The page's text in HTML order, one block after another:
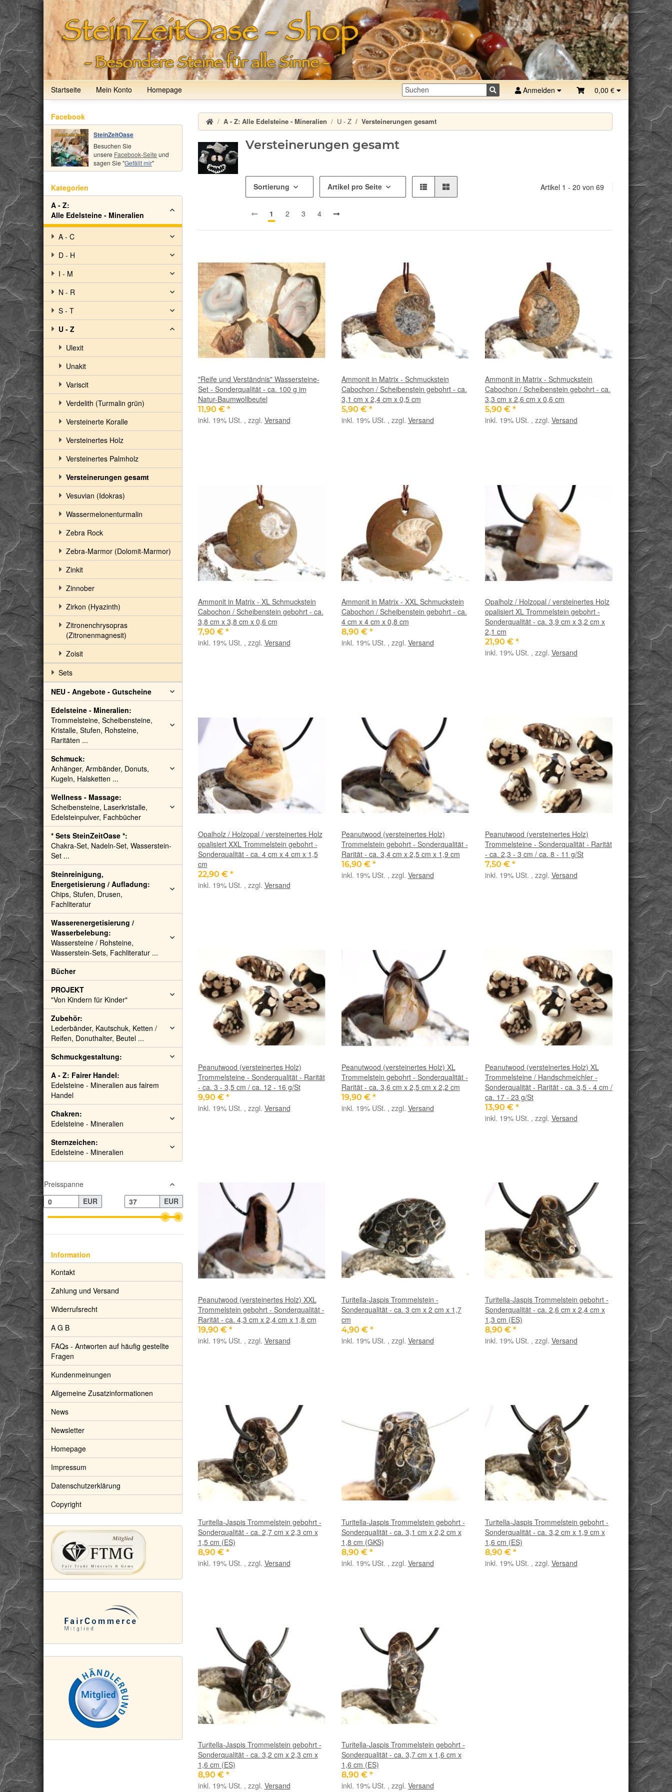
Startseite Mein Konto Homepage Anmelden 0,00 €
A - Z: Alle Edelsteine - Mineralien U - Z Versteinerungen gesamt
Versteinerungen gesamt
Sortierung Artikel pro Seite Artikel 1 - 20 von 69
1 2 3 4
"Reife und Verständnis" Wassersteine-
Set - Sonderqualität - ca. 100 g im
Natur-Baumwollbeutel
11,90 € *
inkl. 19% USt. , zzgl. Versand
Ammonit in Matrix - Schmuckstein
Cabochon / Scheibenstein gebohrt - ca.
3,1 cm x 2,4 cm x 0,5 cm
5,90 € *
inkl. 19% USt. , zzgl. Versand
Ammonit in Matrix - Schmuckstein
Cabochon / Scheibenstein gebohrt - ca.
3,3 cm x 2,6 cm x 0,6 cm
5,90 € *
inkl. 19% USt. , zzgl. Versand
Ammonit in Matrix - XL Schmuckstein
Cabochon / Scheibenstein gebohrt - ca.
3,8 cm x 3,8 cm x 0,6 cm
7,90 € *
inkl. 19% USt. , zzgl. Versand
Ammonit in Matrix - XXL Schmuckstein
Cabochon / Scheibenstein gebohrt - ca.
4 cm x 4 cm x 0,8 cm
8,90 € *
inkl. 19% USt. , zzgl. Versand
Opalholz / Holzopal / versteinertes Holz
opalisiert XL Trommelstein gebohrt -
Sonderqualität - ca. 3,9 cm x 3,2 cm x
2,1 cm
21,90 € *
inkl. 19% USt. , zzgl. Versand
Opalholz / Holzopal / versteinertes Holz
opalisiert XXL Trommelstein gebohrt -
Sonderqualität - ca. 4 cm x 4 cm x 1,5
cm
22,90 € *
inkl. 19% USt. , zzgl. Versand
Peanutwood (versteinertes Holz)
Trommelstein gebohrt - Sonderqualität -
Rarität - ca. 3,4 cm x 2,5 cm x 1,9 cm
16,90 € *
inkl. 19% USt. , zzgl. Versand
Peanutwood (versteinertes Holz)
Trommelsteine - Sonderqualität - Rarität
- ca. 2,3 - 3 cm / ca. 8 - 11 g/St
7,50 € *
inkl. 19% USt. , zzgl. Versand
Peanutwood (versteinertes Holz)
Trommelsteine - Sonderqualität - Rarität
- ca. 3 - 3,5 cm / ca. 12 - 16 g/St
9,90 € *
inkl. 19% USt. , zzgl. Versand
Peanutwood (versteinertes Holz) XL
Trommelstein gebohrt - Sonderqualität -
Rarität - ca. 3,6 cm x 2,5 cm x 2,2 cm
19,90 € *
inkl. 19% USt. , zzgl. Versand
Peanutwood (versteinertes Holz) XL
Trommelsteine / Handschmeichler -
Sonderqualität - Rarität - ca. 3,5 - 4 cm /
ca. 17 - 23 g/St
13,90 € *
inkl. 19% USt. , zzgl. Versand
Peanutwood (versteinertes Holz) XXL
Trommelstein gebohrt - Sonderqualität -
Rarität - ca. 4,3 cm x 2,4 cm x 1,8 cm
19,90 € *
inkl. 19% USt. , zzgl. Versand
Turitella-Jaspis Trommelstein -
Sonderqualität - ca. 3 cm x 2 cm x 1,7
cm
4,90 € *
inkl. 19% USt. , zzgl. Versand
Turitella-Jaspis Trommelstein gebohrt -
Sonderqualität - ca. 2,6 cm x 2,4 cm x
1,3 cm (ES)
8,90 € *
inkl. 19% USt. , zzgl. Versand
Turitella-Jaspis Trommelstein gebohrt -
Sonderqualität - ca. 2,7 cm x 2,3 cm x
1,5 cm (ES)
8,90 € *
inkl. 19% USt. , zzgl. Versand
Turitella-Jaspis Trommelstein gebohrt -
Sonderqualität - ca. 3,1 cm x 2,2 cm x
1,8 cm (GKS)
8,90 € *
inkl. 19% USt. , zzgl. Versand
Turitella-Jaspis Trommelstein gebohrt -
Sonderqualität - ca. 3,2 cm x 1,9 cm x
1,6 cm (ES)
8,90 € *
inkl. 19% USt. , zzgl. Versand
Turitella-Jaspis Trommelstein gebohrt -
Sonderqualität - ca. 3,2 cm x 2,3 cm x
1,6 cm (ES)
8,90 € *
inkl. 19% USt. , zzgl. Versand
Turitella-Jaspis Trommelstein gebohrt -
Sonderqualität - ca. 3,7 cm x 1,6 cm x
1,6 cm (ES)
8,90 € *
inkl. 19% USt. , zzgl. Versand
Facebook
SteinZeitOase
Besuchen Sie
unsere Facebook-Seite und
sagen Sie "Gefällt mir"
Kategorien
A - Z:
Alle Edelsteine - Mineralien
A - C
D - H
I - M
N - R
S - T
U - Z
Ulexit
Unakit
Variscit
Verdelith (Turmalin grün)
Versteinerte Koralle
Versteinertes Holz
Versteinertes Palmholz
Versteinerungen gesamt
Vesuvian (Idokras)
Wassermelonenturmalin
Zebra Rock
Zebra-Marmor (Dolomit-Marmor)
Zinkit
Zinnober
Zirkon (Hyazinth)
Zitronenchrysopras
(Zitronenmagnesit)
Zoisit
Sets
NEU - Angebote - Gutscheine
Edelsteine - Mineralien:
Trommelsteine, Scheibensteine,
Kristalle, Stufen, Rohsteine,
Raritäten ...
Schmuck:
Anhänger, Armbänder, Donuts,
Kugeln, Halsketten ...
Wellness - Massage:
Scheibensteine, Laserkristalle,
Edelsteinpulver, Fachbücher
* Sets SteinZeitOase *:
Chakra-Set, Nadeln-Set, Wasserstein-
Set ...
Steinreinigung,
Energetisierung / Aufladung:
Chips, Stufen, Drusen,
Fachliteratur
Wasserenergetisierung /
Wasserbelebung:
Wassersteine / Rohsteine,
Wasserstein-Sets, Fachliteratur ...
Bücher
PROJEKT
"Von Kindern für Kinder"
Zubehör:
Lederbänder, Kautschuk, Ketten /
Reifen, Donuthalter, Beutel ...
Schmuckgestaltung:
A - Z: Fairer Handel:
Edelsteine - Mineralien aus fairem
Handel
Chakren:
Edelsteine - Mineralien
Sternzeichen:
Edelsteine - Mineralien
Preisspanne
EUR
EUR
Information
Kontakt
Zahlung und Versand
Widerrufsrecht
A G B
FAQs - Antworten auf häufig gestellte
Fragen
Kundenmeinungen
Allgemeine Zusatzinformationen
News
Newsletter
Homepage
Impressum
Datenschutzerklärung
Copyright